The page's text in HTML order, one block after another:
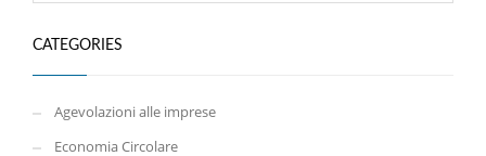
CATEGORIES
Agevolazioni alle imprese
Economia Circolare